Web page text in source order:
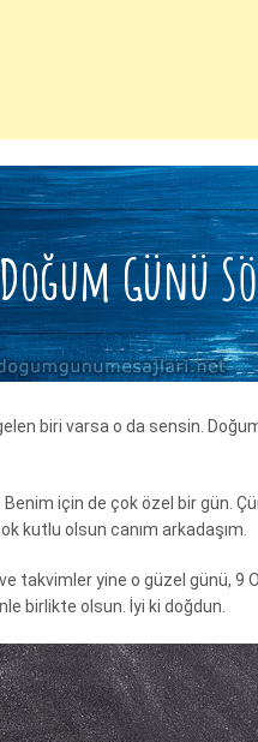
biri varsa o da sensin.
için de çok özel bir gün.
kutlu olsun canım arkadaşım.
takvimler yine o güzel günü,
birlikte olsun. İyi ki doğdun.